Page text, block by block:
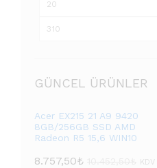
GÜNCEL ÜRÜNLER
Acer EX215 21 A9 9420
8GB/256GB SSD AMD
Radeon R5 15,6 WIN10
8.757,50₺
KDV